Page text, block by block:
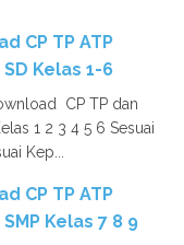
CP TP ATP
Kelas 1-6
CP TP dan
1 2 3 4 5 6 Sesuai
Kep...
CP TP ATP
Kelas 7 8 9